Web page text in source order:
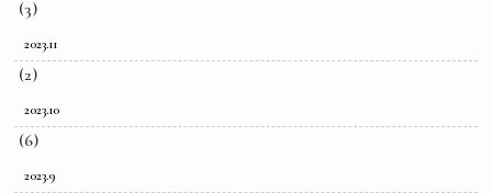
(3)
2023.11
(2)
2023.10
(6)
2023.9